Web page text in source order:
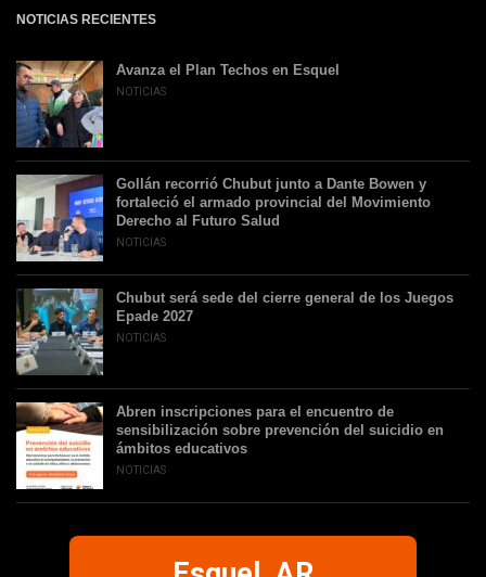
NOTICIAS RECIENTES
Avanza el Plan Techos en Esquel
NOTICIAS
Gollán recorrió Chubut junto a Dante Bowen y
fortaleció el armado provincial del Movimiento
Derecho al Futuro Salud
NOTICIAS
Chubut será sede del cierre general de los Juegos
Epade 2027
NOTICIAS
Abren inscripciones para el encuentro de
sensibilización sobre prevención del suicidio en
ámbitos educativos
NOTICIAS